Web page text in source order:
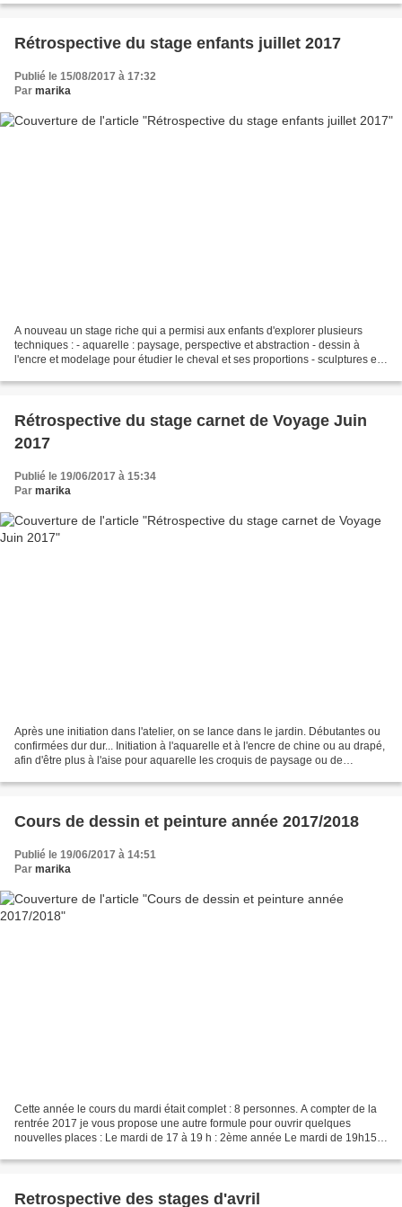
Rétrospective du stage enfants juillet 2017
Publié le 15/08/2017 à 17:32
Par marika
A nouveau un stage riche qui a permisi aux enfants d'explorer plusieurs
techniques : - aquarelle : paysage, perspective et abstraction - dessin à
l'encre et modelage pour étudier le cheval et ses proportions - sculptures en
Rétrospective du stage carnet de Voyage Juin
2017
Publié le 19/06/2017 à 15:34
Par marika
Après une initiation dans l'atelier, on se lance dans le jardin. Débutantes ou
confirmées dur dur... Initiation à l'aquarelle et à l'encre de chine ou au drapé,
afin d'être plus à l'aise pour aquarelle les croquis de paysage ou de
Cours de dessin et peinture année 2017/2018
Publié le 19/06/2017 à 14:51
Par marika
Cette année le cours du mardi était complet : 8 personnes. A compter de la
rentrée 2017 je vous propose une autre formule pour ouvrir quelques
nouvelles places : Le mardi de 17 à 19 h : 2ème année Le mardi de 19h15 à
Retrospective des stages d'avril